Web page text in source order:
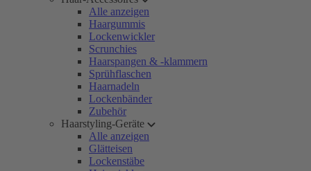
Alle anzeigen
Haargummis
Lockenwickler
Scrunchies
Haarspangen & -klammern
Sprühflaschen
Haarnadeln
Lockenbänder
Zubehör
Haarstyling-Geräte
Alle anzeigen
Glätteisen
Lockenstäbe